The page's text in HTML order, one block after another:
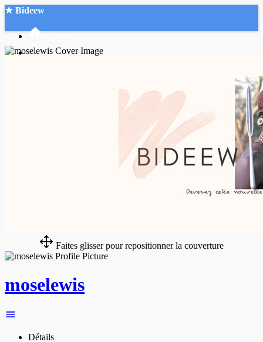
★ Bideew
Faites glisser pour repositionner la couverture
moselewis
Détails